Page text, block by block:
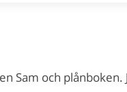
Sam och plånboken.